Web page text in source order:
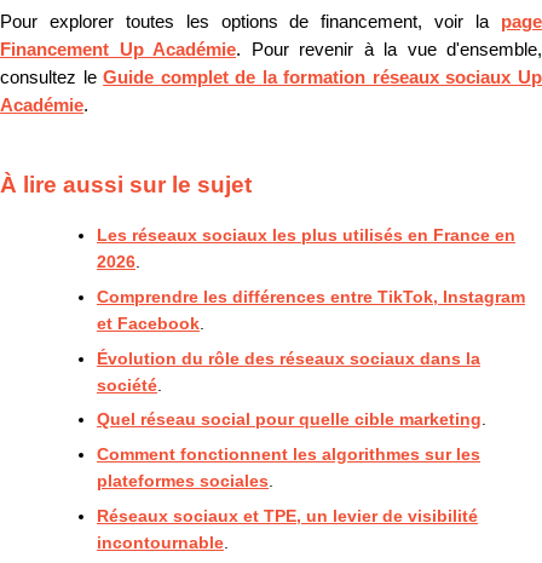
Pour explorer toutes les options de financement, voir la page
Financement Up Académie. Pour revenir à la vue d'ensemble,
consultez leGuide complet de la formation réseaux sociaux Up
Académie.
À lire aussi sur le sujet
Les réseaux sociaux les plus utilisés en France en
2026.
Comprendre les différences entre TikTok, Instagram
et Facebook
Évolution du rôle des réseaux sociaux dans la
société
Quel réseau social pour quelle cible marketing.
Comment fonctionnent les algorithmes sur les
plateformes sociales
Réseaux sociaux et TPE, un levier de visibilité
incontournable